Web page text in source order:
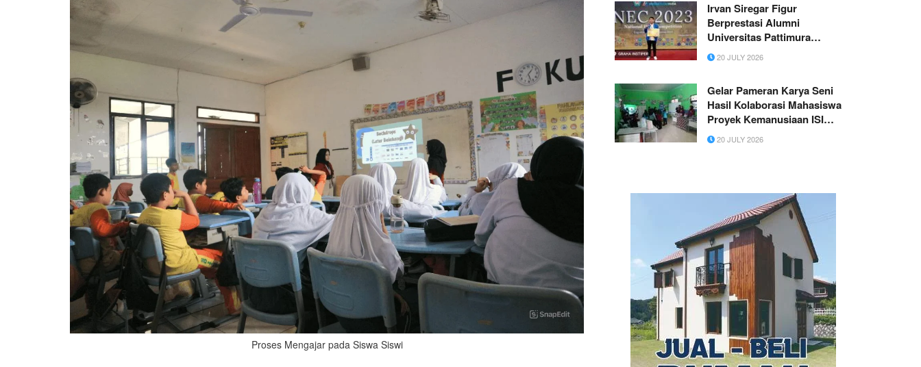
Proses Mengajar pada Siswa Siswi
Irvan Siregar Figur
Berprestasi Alumni
Universitas Pattimura
Tunjukkan Kualitas Akademik
Nasional Berawal dari
Kompetisi Ilmiah
20 JULY 2026
Gelar Pameran Karya Seni
Hasil Kolaborasi Mahasiswa
Proyek Kemanusiaan ISI
Surakarta dengan SLB Negeri
Sragen
20 JULY 2026